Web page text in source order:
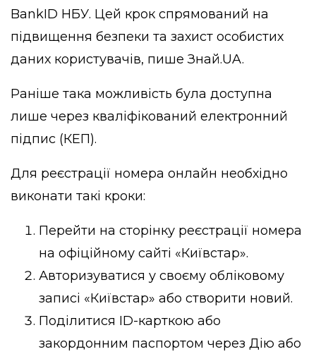
BankID НБУ. Цей крок спрямований на
підвищення безпеки та захист особистих
даних користувачів, пише Знай.UA.
Раніше така можливість була доступна
лише через кваліфікований електронний
підпис (КЕП).
Для реєстрації номера онлайн необхідно
виконати такі кроки:
Перейти на сторінку реєстрації номера
на офіційному сайті «Київстар».
Авторизуватися у своєму обліковому
записі «Київстар» або створити новий.
Поділитися ID-карткою або
закордонним паспортом через Дію або